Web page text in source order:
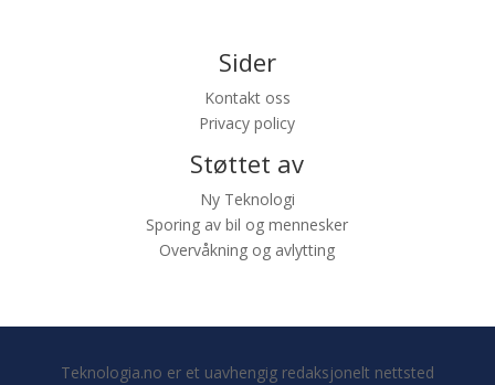
Sider
Kontakt oss
Privacy policy
Støttet av
Ny Teknologi
Sporing av bil og mennesker
Overvåkning og avlytting
Teknologia.no er et uavhengig redaksjonelt nettsted